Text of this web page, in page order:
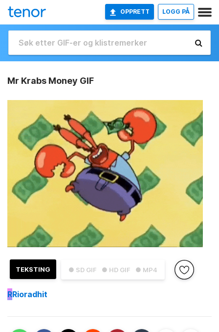
OPPRETT LOGG PÅ
Mr Krabs Money GIF
● SD GIF ● HD GIF ● MP4
TEKSTING
RRioradhit